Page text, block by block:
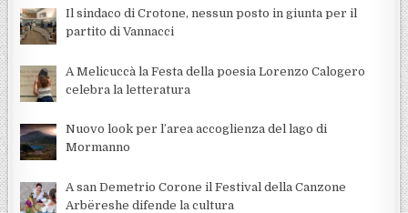
Il sindaco di Crotone, nessun posto in giunta per il
partito di Vannacci
A Melicuccà la Festa della poesia Lorenzo Calogero
celebra la letteratura
Nuovo look per l’area accoglienza del lago di
Mormanno
A san Demetrio Corone il Festival della Canzone
Arbëreshe difende la cultura